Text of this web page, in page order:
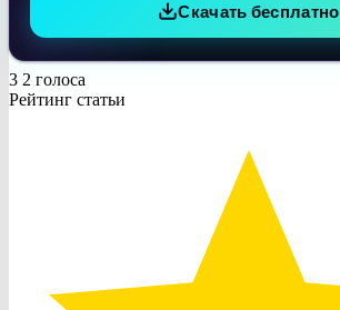
Скачать бесплатно
3 2 голоса
Рейтинг статьи